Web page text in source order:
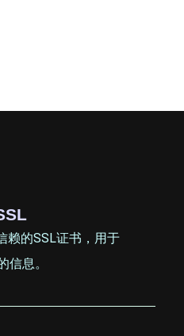
赖的SSL证书，用于
信息。